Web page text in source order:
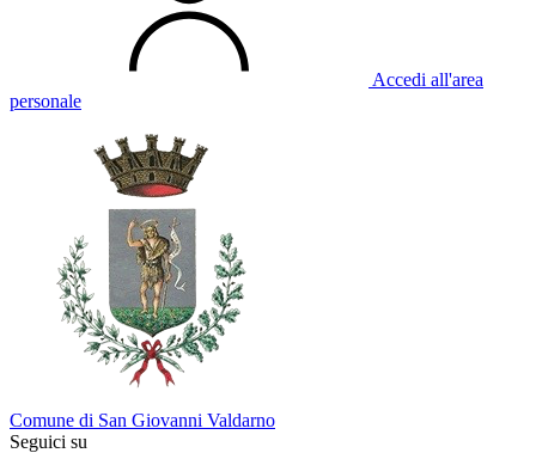
Accedi all'area
personale
Comune di San Giovanni Valdarno
Seguici su